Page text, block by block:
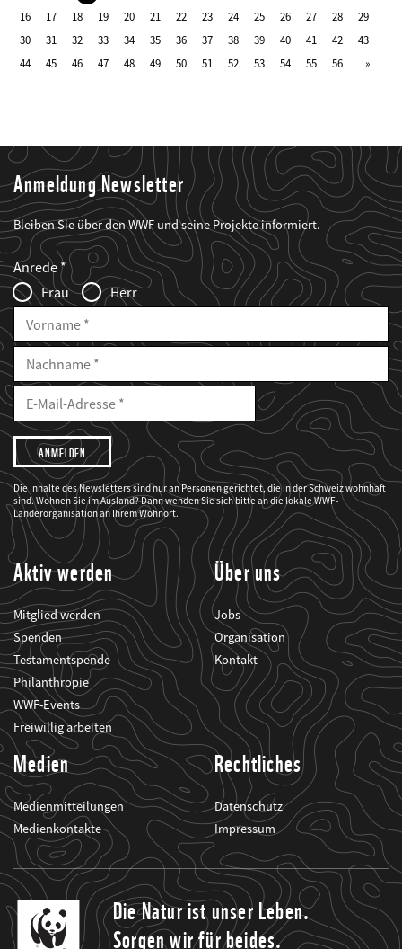
16
17 18 19 20 21 22 23 24 25 26 27 28
29
30
31 32 33 34 35 36 37 38 39 40 41 42
43
44
45 46 47 48 49 50 51 52 53 54 55 56
Anmeldung Newsletter
Bleiben Sie über den WWF und seine Projekte informiert.
Web2Case
Infofelder
Fieldset
anrede_name
Anrede
Frau
Herr
Vorname
Nachname
E-
Mailadresse
E-
Adresse
Ich
möchte,
dass
der
WWF
mich
über
seine
Projekte
informiert.
Die Inhalte des Newsletters sind nur an Personen gerichtet, die in der Schweiz wohnhaft
sind. Wohnen Sie im Ausland? Dann wenden Sie sich bitte an die lokale WWF-
Länderorganisation an Ihrem Wohnort.
Aktiv werden
Mitglied werden
Spenden
Testamentspende
Philanthropie
WWF-Events
Freiwillig arbeiten
Über uns
Jobs
Organisation
Kontakt
Medien
Medienmitteilungen
Medienkontakte
Rechtliches
Datenschutz
Impressum
Die Natur ist unser Leben.
Sorgen wir für beides.